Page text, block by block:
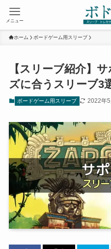
メニュー
ホーム ボードゲーム用スリーブ
【スリーブ紹介】
ズに合うスリーブ3
ボードゲーム用スリーブ 2022年5